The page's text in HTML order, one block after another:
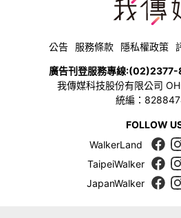
公告 服務條款 隱私權政策
廣告刊登服務專線:(02)2377-
我傳媒科技股份有限公司
統編：
FOLLOW
WalkerLand
TaipeiWalker
JapanWalker